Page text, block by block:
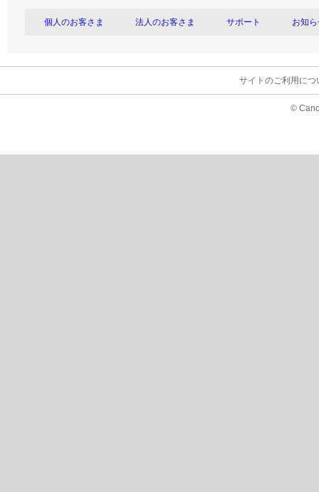
個人のお客さま 法人のお客さま サポート お知
サイトのご利用につ
©